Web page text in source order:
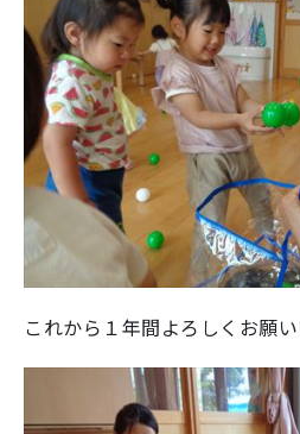
これから１年間よろしくお願